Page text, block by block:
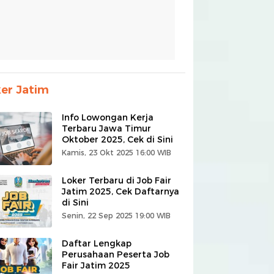
Jatim
Info Lowongan Kerja
Terbaru Jawa Timur
Oktober 2025, Cek di Sini
Kamis, 23 Okt 2025 16:00 WIB
Loker Terbaru di Job Fair
Jatim 2025, Cek Daftarnya
di Sini
Senin, 22 Sep 2025 19:00 WIB
Daftar Lengkap
Perusahaan Peserta Job
Fair Jatim 2025